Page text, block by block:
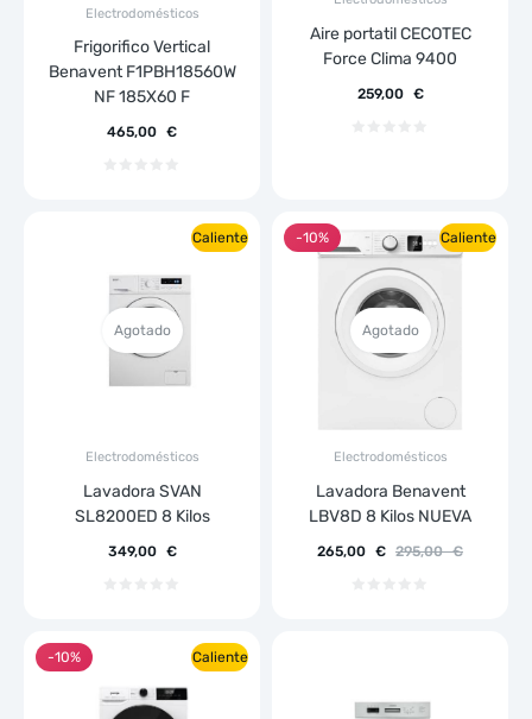
Electrodomésticos
Frigorifico Vertical
Benavent F1PBH18560W
NF 185X60 F
465,00 €
Aire portatil CECOTEC
Force Clima 9400
259,00 €
Agotado
Electrodomésticos
Lavadora SVAN
SL8200ED 8 Kilos
349,00 €
Caliente
Agotado
Electrodomésticos
Lavadora Benavent
LBV8D 8 Kilos NUEVA
295,00 €
265,00 €
-10% Caliente
-10% Caliente